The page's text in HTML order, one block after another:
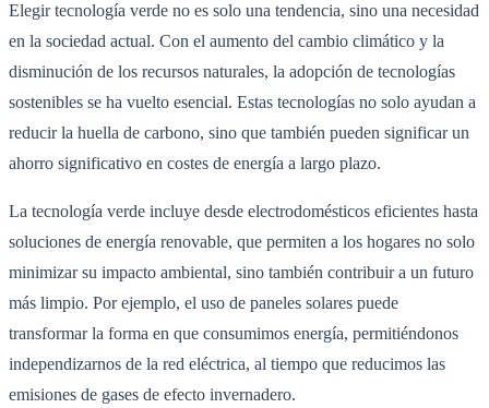
Elegir tecnología verde no es solo una tendencia, sino una necesidad
en la sociedad actual. Con el aumento del cambio climático y la
disminución de los recursos naturales, la adopción de tecnologías
sostenibles se ha vuelto esencial. Estas tecnologías no solo ayudan a
reducir la huella de carbono, sino que también pueden significar un
ahorro significativo en costes de energía a largo plazo.
La tecnología verde incluye desde electrodomésticos eficientes hasta
soluciones de energía renovable, que permiten a los hogares no solo
minimizar su impacto ambiental, sino también contribuir a un futuro
más limpio. Por ejemplo, el uso de paneles solares puede
transformar la forma en que consumimos energía, permitiéndonos
independizarnos de la red eléctrica, al tiempo que reducimos las
emisiones de gases de efecto invernadero.